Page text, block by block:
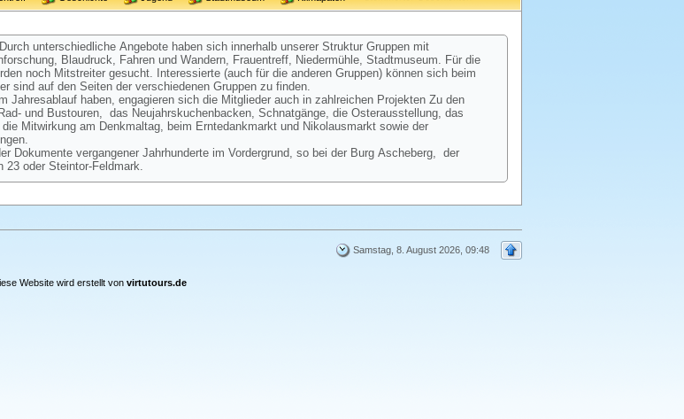
unterschiedliche Angebote haben sich innerhalb unserer Struktur Gruppen mit
Blaudruck, Fahren und Wandern, Frauentreff, Niedermühle, Stadtmuseum. Für die
noch Mitstreiter gesucht. Interessierte (auch für die anderen Gruppen) können sich beim
sind auf den Seiten der verschiedenen Gruppen zu finden.
Jahresablauf haben, engagieren sich die Mitglieder auch in zahlreichen Projekten Zu den
und Bustouren, das Neujahrskuchenbacken, Schnatgänge, die Osterausstellung, das
Mitwirkung am Denkmaltag, beim Erntedankmarkt und Nikolausmarkt sowie der
Dokumente vergangener Jahrhunderte im Vordergrund, so bei der Burg Ascheberg, der
23 oder Steintor-Feldmark.
Samstag, 8. August 2026, 09:48
Website wird erstellt von virtutours.de